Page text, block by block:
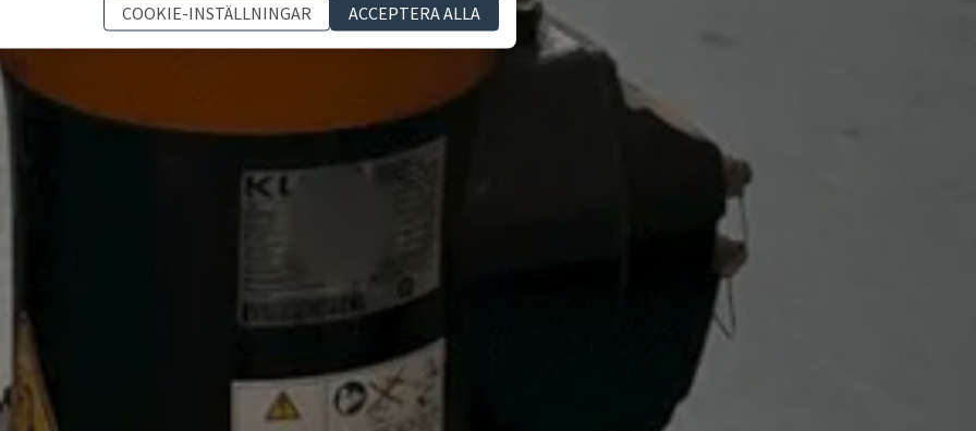
COOKIE-INSTÄLLNINGAR
ACCEPTERA ALLA